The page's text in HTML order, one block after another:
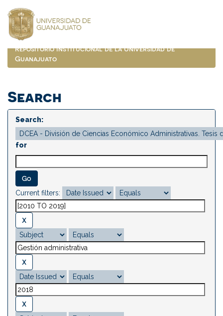
navigation
Repositorio Institucional de la Universidad de
Guanajuato
Search
Search:
for
Current filters: